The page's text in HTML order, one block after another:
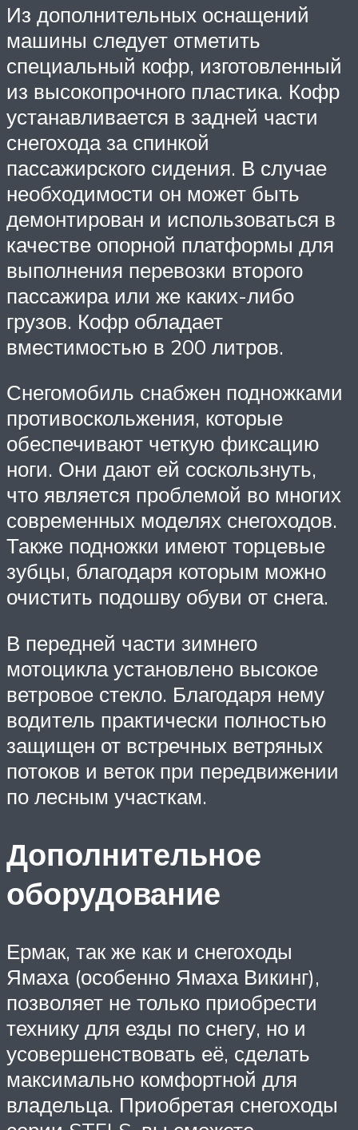
Из дополнительных оснащений
машины следует отметить
специальный кофр, изготовленный
из высокопрочного пластика. Кофр
устанавливается в задней части
снегохода за спинкой
пассажирского сидения. В случае
необходимости он может быть
демонтирован и использоваться в
качестве опорной платформы для
выполнения перевозки второго
пассажира или же каких-либо
грузов. Кофр обладает
вместимостью в 200 литров.
Снегомобиль снабжен подножками
противоскольжения, которые
обеспечивают четкую фиксацию
ноги. Они дают ей соскользнуть,
что является проблемой во многих
современных моделях снегоходов.
Также подножки имеют торцевые
зубцы, благодаря которым можно
очистить подошву обуви от снега.
В передней части зимнего
мотоцикла установлено высокое
ветровое стекло. Благодаря нему
водитель практически полностью
защищен от встречных ветряных
потоков и веток при передвижении
по лесным участкам.
Дополнительное
оборудование
Ермак, так же как и снегоходы
Ямаха (особенно Ямаха Викинг),
позволяет не только приобрести
технику для езды по снегу, но и
усовершенствовать её, сделать
максимально комфортной для
владельца. Приобретая снегоходы